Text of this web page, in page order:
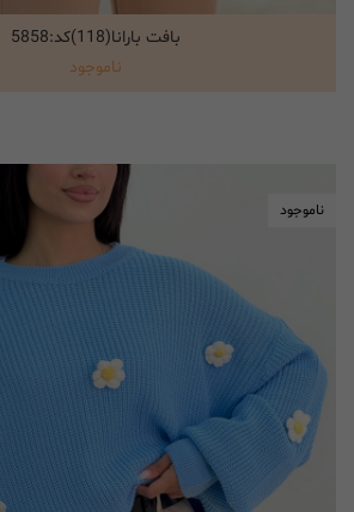
انتخاب گزینه ها
بافت بارانا(118)کد:5858
ناموجود
ناموجود